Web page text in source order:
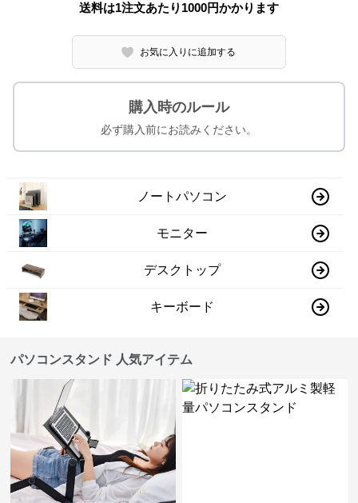
送料は1注文あたり 1000円かかります
お気に入りに追加する
購入時のルール
必ず購入前にお読みください。
ノートパソコン
モニター
デスクトップ
キーボード
パソコンスタンド 人気アイテム